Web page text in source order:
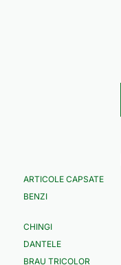
ARTICOLE CAPSATE
BENZI
CHINGI
DANTELE
BRAU TRICOLOR